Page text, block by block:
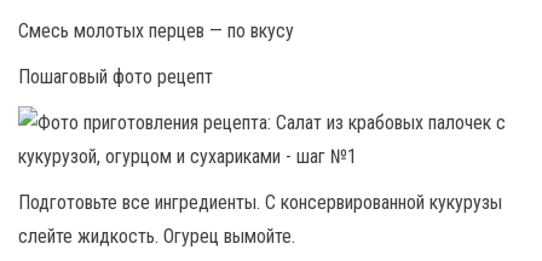
Смесь молотых перцев — по вкусу
Пошаговый фото рецепт
Подготовьте все ингредиенты. С консервированной кукурузы
слейте жидкость. Огурец вымойте.